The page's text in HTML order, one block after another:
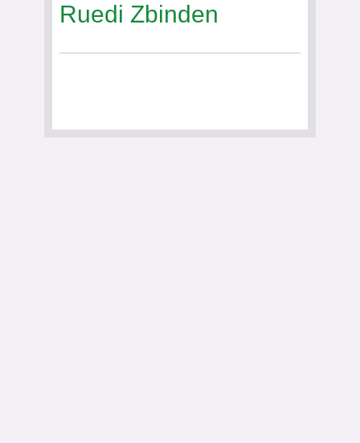
Ruedi Zbinden